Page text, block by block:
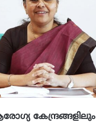
കേന്ദ്രങ്ങളിലും